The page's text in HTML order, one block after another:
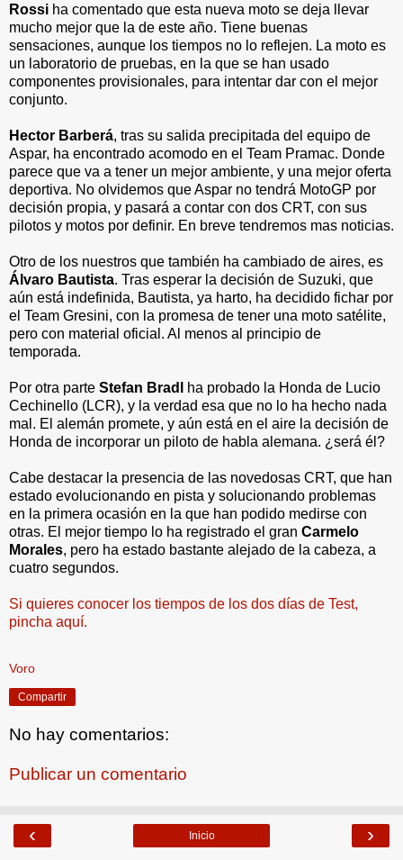
Rossi ha comentado que esta nueva moto se deja llevar
mucho mejor que la de este año. Tiene buenas
sensaciones, aunque los tiempos no lo reflejen. La moto es
un laboratorio de pruebas, en la que se han usado
componentes provisionales, para intentar dar con el mejor
conjunto.
Hector Barberá, tras su salida precipitada del equipo de
Aspar, ha encontrado acomodo en el Team Pramac. Donde
parece que va a tener un mejor ambiente, y una mejor oferta
deportiva. No olvidemos que Aspar no tendrá MotoGP por
decisión propia, y pasará a contar con dos CRT, con sus
pilotos y motos por definir. En breve tendremos mas noticias.
Otro de los nuestros que también ha cambiado de aires, es
Álvaro Bautista. Tras esperar la decisión de Suzuki, que
aún está indefinida, Bautista, ya harto, ha decidido fichar por
el Team Gresini, con la promesa de tener una moto satélite,
pero con material oficial. Al menos al principio de
temporada.
Por otra parte Stefan Bradl
ha probado la Honda de Lucio
Cechinello (LCR), y la verdad esa que no lo ha hecho nada
mal. El alemán promete, y aún está en el aire la decisión de
Honda de incorporar un piloto de habla alemana. ¿será él?
Cabe destacar la presencia de las novedosas CRT, que han
estado evolucionando en pista y solucionando problemas
en la primera ocasión en la que han podido medirse con
otras. El mejor tiempo lo ha registrado el gran Carmelo
Morales, pero ha estado bastante alejado de la cabeza, a
cuatro segundos.
Si quieres conocer los tiempos de los dos días de Test,
pincha aquí.
Voro
Compartir
No hay comentarios:
Publicar un comentario
‹ ›
Inicio